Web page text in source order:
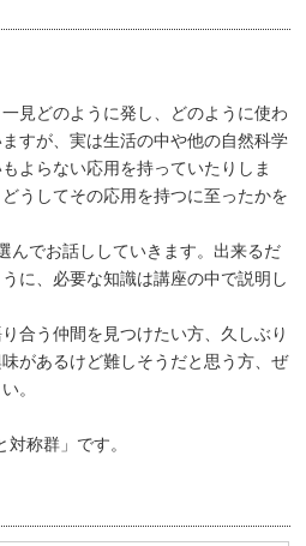
見どのように発し、どのように使わ
すが、実は生活の中や他の自然科学
よらない応用を持っていたりしま
うしてその応用を持つに至ったかを
んでお話ししていきます。出来るだ
に、必要な知識は講座の中で説明し
合う仲間を見つけたい方、久しぶり
があるけど難しそうだと思う方、ぜ
。
称群」です。